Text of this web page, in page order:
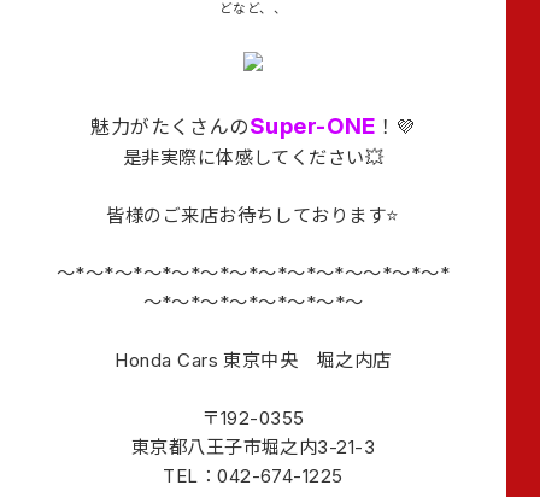
どなど、、
魅力がたくさんのSuper-ONE ！💜
是非実際に体感してください💥
皆様のご来店お待ちしております⭐
～*～*～*～*～*～*～*～*～*～*～～*～*～*
～*～*～*～*～*～*～*～
Honda Cars 東京中央 堀之内店
〒192-0355
東京都八王子市堀之内3-21-3
TEL：042-674-1225